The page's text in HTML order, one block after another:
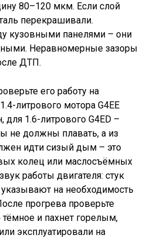
80–120 мкм. Если слой
перекрашивали.
кузовными панелями – они
Неравномерные зазоры
ДТП.
его работу на
литрового мотора G4EE
1.6-литрового G4ED –
не должны плавать, а из
идти сизый дым – это
колец или маслосъёмных
работы двигателя: стук
на необходимость
прогрева проверьте
и пахнет горелым,
эксплуатировали на